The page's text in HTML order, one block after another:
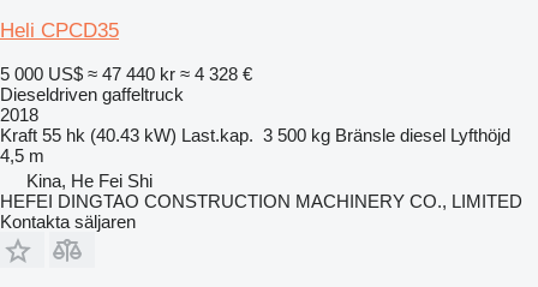
Heli CPCD35
5 000 US$ ≈ 47 440 kr ≈ 4 328 €
Dieseldriven gaffeltruck
2018
Kraft 55 hk (40.43 kW) Last.kap. 3 500 kg Bränsle diesel Lyfthöjd
4,5 m
Kina, He Fei Shi
HEFEI DINGTAO CONSTRUCTION MACHINERY CO., LIMITED
Kontakta säljaren